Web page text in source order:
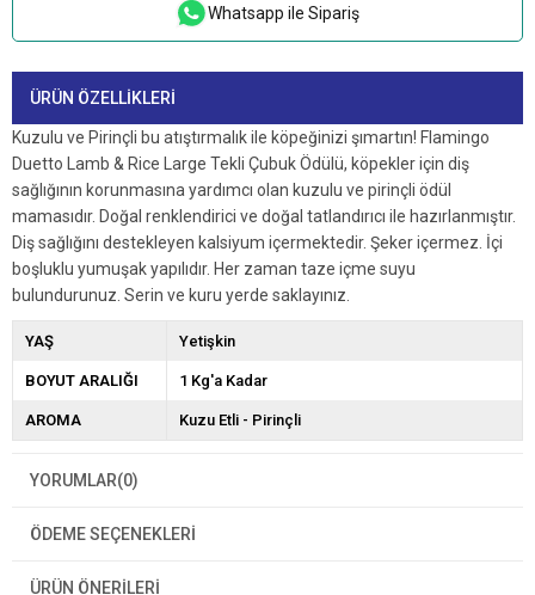
Whatsapp ile Sipariş
ÜRÜN ÖZELLIKLERI
Kuzulu ve Pirinçli bu atıştırmalık ile köpeğinizi şımartın! Flamingo
Duetto Lamb & Rice Large Tekli Çubuk Ödülü, köpekler için diş
sağlığının korunmasına yardımcı olan kuzulu ve pirinçli ödül
mamasıdır. Doğal renklendirici ve doğal tatlandırıcı ile hazırlanmıştır.
Diş sağlığını destekleyen kalsiyum içermektedir. Şeker içermez. İçi
boşluklu yumuşak yapılıdır. Her zaman taze içme suyu
bulundurunuz. Serin ve kuru yerde saklayınız.
YAŞ Yetişkin
BOYUT ARALIĞI 1 Kg'a Kadar
AROMA Kuzu Etli - Pirinçli
YORUMLAR(0)
ÖDEME SEÇENEKLERI
ÜRÜN ÖNERILERI